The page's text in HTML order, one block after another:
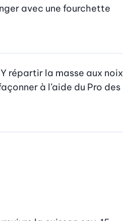
avec une fourchette
répartir la masse aux noix
à l’aide du Pro des